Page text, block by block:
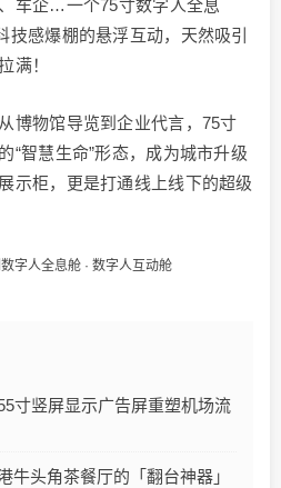
车企…一个75寸数字人全息
感爆棚的悬浮互动，天然吸引
满！
博物馆导览到企业代言，75寸
“智慧生命”形态，成为城市升级
示柜，更是打通线上线下的超级
字人全息舱 · 数字人互动舱
寸竖屏显示广告屏重塑机场流
牛头角茶餐厅的「翻台神器」